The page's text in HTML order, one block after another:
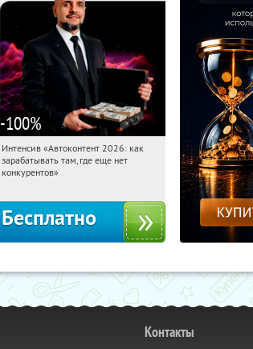
-100%
12:32:51 Получили:
Россия
Интенсив «Автоконтент 2026: как
зарабатывать там, где еще нет
конкурентов»
Бесплатно
Контакты